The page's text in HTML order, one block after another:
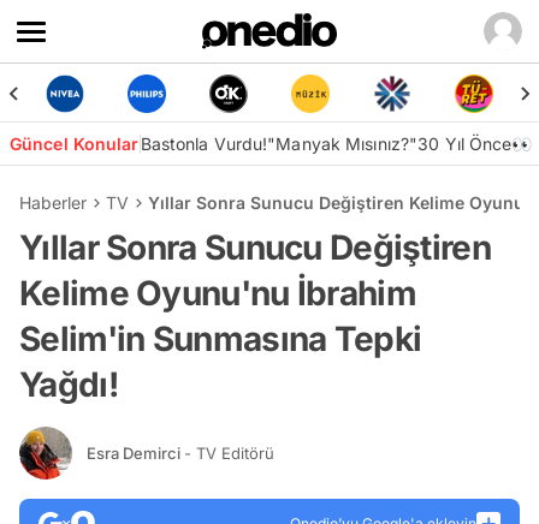
Güncel KonularBastonla Vurdu!"Manyak Mısınız?"30 Yıl Önce👀
Haberler TV Yıllar Sonra Sunucu Değiştiren Kelime
Yıllar Sonra Sunucu Değiştiren
Kelime Oyunu'nu İbrahim
Selim'in Sunmasına Tepki
Yağdı!
Esra Demirci - TV Editörü